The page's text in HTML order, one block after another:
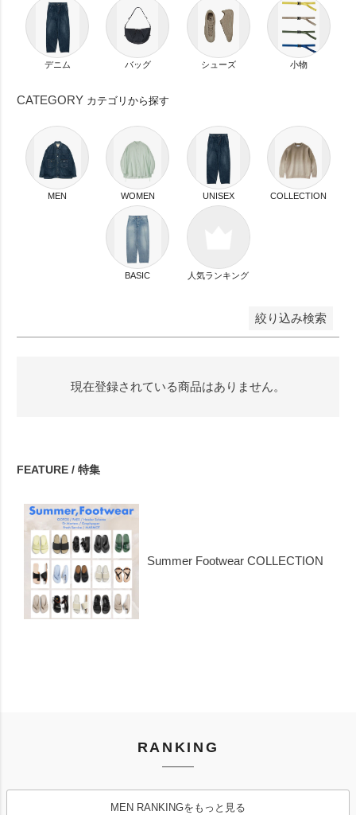
デニム バッグ シューズ 小物
CATEGORY カテゴリから探す
MEN WOMEN UNISEX COLLECTION
BASIC 人気ランキング
絞り込み検索
グレー ブラック ゴールド シルバー
円 〜
並び順
新着順
登録順
価格が安い順
価格が高い順
優先度順
キーワードヒット順
検索
現在登録されている商品はありません。
FEATURE / 特集
Summer Footwear COLLECTION
RANKING
MEN RANKINGをもっと見る